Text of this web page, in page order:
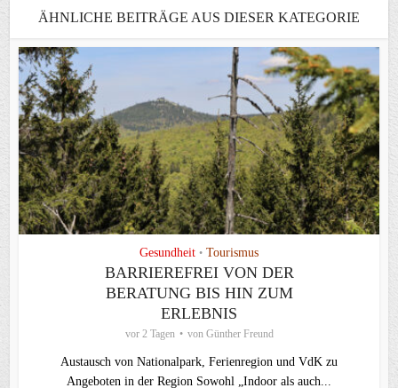
ÄHNLICHE BEITRÄGE AUS DIESER KATEGORIE
Gesundheit • Tourismus
BARRIEREFREI VON DER
BERATUNG BIS HIN ZUM
ERLEBNIS
vor 2 Tagen von Günther Freund
Austausch von Nationalpark, Ferienregion und VdK zu
Angeboten in der Region Sowohl „Indoor als auch...